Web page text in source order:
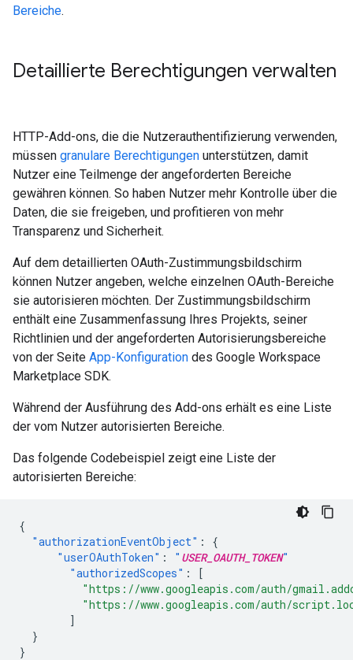
Bereiche.
Detaillierte Berechtigungen verwalten
HTTP-Add-ons, die die Nutzerauthentifizierung verwenden,
müssen granulare Berechtigungen unterstützen, damit
Nutzer eine Teilmenge der angeforderten Bereiche
gewähren können. So haben Nutzer mehr Kontrolle über die
Daten, die sie freigeben, und profitieren von mehr
Transparenz und Sicherheit.
Auf dem detaillierten OAuth-Zustimmungsbildschirm
können Nutzer angeben, welche einzelnen OAuth-Bereiche
sie autorisieren möchten. Der Zustimmungsbildschirm
enthält eine Zusammenfassung Ihres Projekts, seiner
Richtlinien und der angeforderten Autorisierungsbereiche
von der Seite App-Konfiguration des Google Workspace
Marketplace SDK.
Während der Ausführung des Add-ons erhält es eine Liste
der vom Nutzer autorisierten Bereiche.
Das folgende Codebeispiel zeigt eine Liste der
autorisierten Bereiche:
{
"authorizationEventObject" :
{
"userOAuthToken" : " USER_OAUTH_TOKEN"
"authorizedScopes" :
[
"https://www.googleapis.com/auth/
"https://www.googleapis.com/auth/
]
}
}